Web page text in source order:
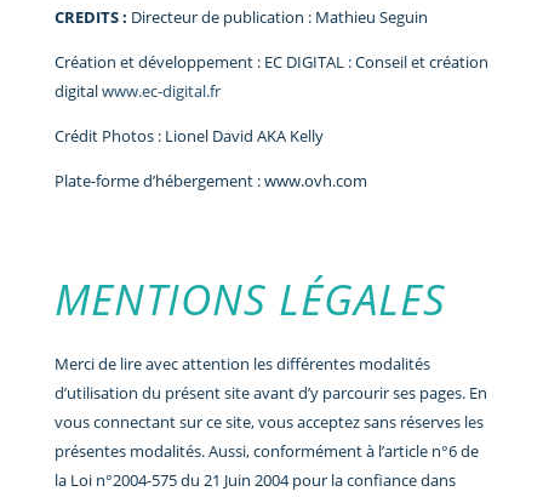
CREDITS : Directeur de publication : Mathieu Seguin
Création et développement : EC DIGITAL : Conseil et création
digitalwww.ec-digital.fr
Crédit Photos : Lionel David AKA Kelly
Plate-forme d’hébergement : www.ovh.com
MENTIONS LÉGALES
Merci de lire avec attention les différentes modalités
d’utilisation du présent site avant d’y parcourir ses pages. En
vous connectant sur ce site, vous acceptez sans réserves les
présentes modalités. Aussi, conformément à l’article n°6 de
la Loi n°2004-575 du 21 Juin 2004 pour la confiance dans